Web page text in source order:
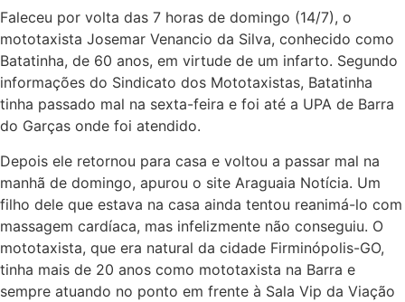
Faleceu por volta das 7 horas de domingo (14/7), o
mototaxista Josemar Venancio da Silva, conhecido como
Batatinha, de 60 anos, em virtude de um infarto. Segundo
informações do Sindicato dos Mototaxistas, Batatinha
tinha passado mal na sexta-feira e foi até a UPA de Barra
do Garças onde foi atendido.
Depois ele retornou para casa e voltou a passar mal na
manhã de domingo, apurou o site Araguaia Notícia. Um
filho dele que estava na casa ainda tentou reanimá-lo com
massagem cardíaca, mas infelizmente não conseguiu. O
mototaxista, que era natural da cidade Firminópolis-GO,
tinha mais de 20 anos como mototaxista na Barra e
sempre atuando no ponto em frente à Sala Vip da Viação